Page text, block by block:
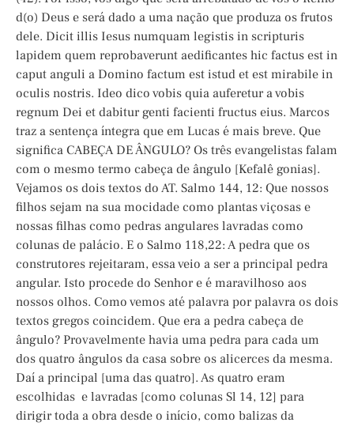
d(o) Deus e será dado a uma nação que produza os frutos
dele. Dicit illis Iesus numquam legistis in scripturis
lapidem quem reprobaverunt aedificantes hic factus est in
caput anguli a Domino factum est istud et est mirabile in
oculis nostris. Ideo dico vobis quia auferetur a vobis
regnum Dei et dabitur genti facienti fructus eius. Marcos
traz a sentença íntegra que em Lucas é mais breve. Que
significa CABEÇA DE ÂNGULO? Os três evangelistas falam
com o mesmo termo cabeça de ângulo [Kefalê gonias].
Vejamos os dois textos do AT. Salmo 144, 12: Que nossos
filhos sejam na sua mocidade como plantas viçosas e
nossas filhas como pedras angulares lavradas como
colunas de palácio. E o Salmo 118,22: A pedra que os
construtores rejeitaram, essa veio a ser a principal pedra
angular. Isto procede do Senhor e é maravilhoso aos
nossos olhos. Como vemos até palavra por palavra os dois
textos gregos coincidem. Que era a pedra cabeça de
ângulo? Provavelmente havia uma pedra para cada um
dos quatro ângulos da casa sobre os alicerces da mesma.
Daí a principal [uma das quatro]. As quatro eram
escolhidas e lavradas [como colunas Sl 14, 12] para
dirigir toda a obra desde o início, como balizas da